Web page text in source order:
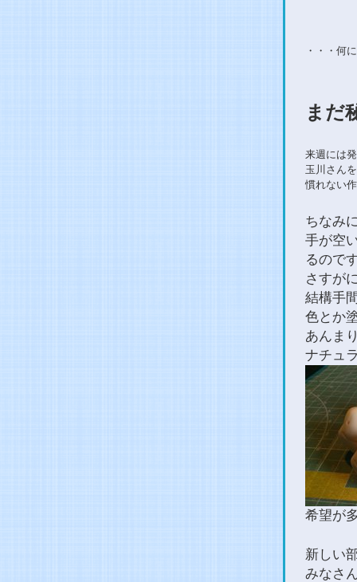
・・・何
まだ
来週には
玉川さん
慣れない
ちなみ
手が空
るので
さすが
結構手
色とか
あんま
ナチュ
希望が
新しい
みなさ